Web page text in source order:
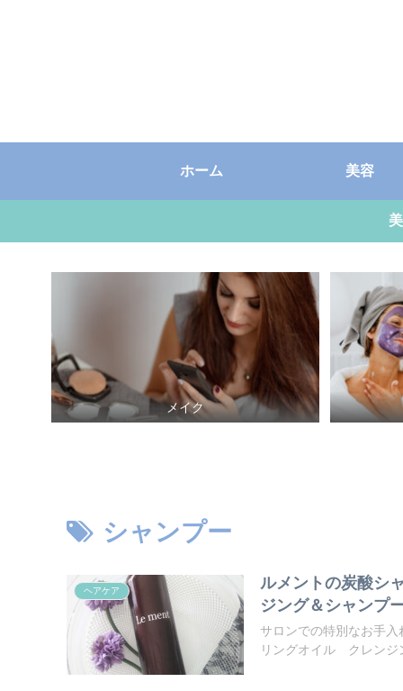
ホーム 美容
メイク
シャンプー
ヘアケア
ルメントの炭酸シ
ジング＆シャンプ
サロンでの特別なお手
リングオイル クレンジ